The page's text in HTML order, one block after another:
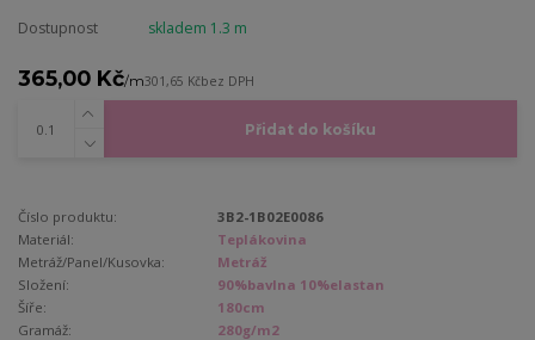
Dostupnost skladem 1.3 m
365,00 Kč/m301,65 Kčbez DPH
Přidat do košíku
Číslo produktu:
3B2-1B02E0086
Materiál:
Teplákovina
Metráž/Panel/Kusovka:
Metráž
Složení:
90%bavlna 10%elastan
Šíře:
180cm
Gramáž:
280g/m2